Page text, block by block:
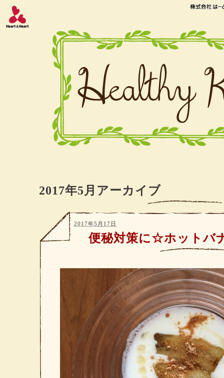
2017年5月アーカイブ
便秘対策に☆ホットバ
2017年5月17日